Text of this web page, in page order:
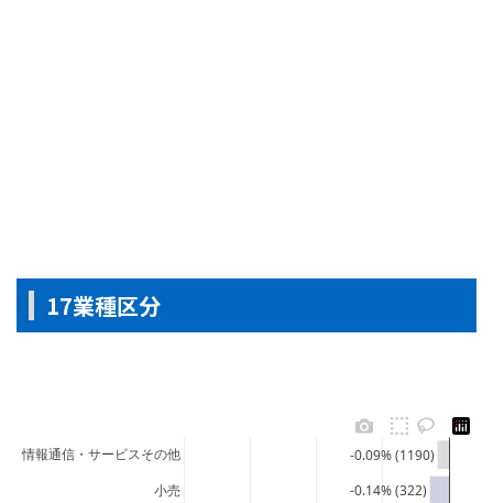
17業種区分
-0.14% (322)
-0.09% (1190)
小売
情報通信・サービスその他